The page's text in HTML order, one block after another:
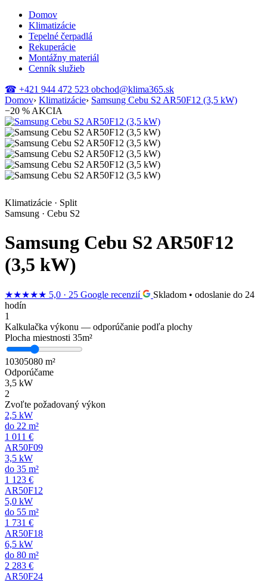
Domov
Klimatizácie
Tepelné čerpadlá
Rekuperácie
Montážny materiál
Cenník služieb
☎ +421 944 472 523 obchod@klima365.sk
Domov› Klimatizácie› Samsung Cebu S2 AR50F12 (3,5 kW)
−20 % AKCIA
Klimatizácie · Split
Samsung · Cebu S2
Samsung Cebu S2 AR50F12
(3,5 kW)
★★★★★ 5,0 · 25 Google recenzií
Skladom • odoslanie do 24
hodín
1
Kalkulačka výkonu — odporúčanie podľa plochy
Plocha miestnosti 35m²
10305080 m²
Odporúčame
3,5 kW
2
Zvoľte požadovaný výkon
2,5 kW
do 22 m²
1 011 €
AR50F09
3,5 kW
do 35 m²
1 123 €
AR50F12
5,0 kW
do 55 m²
1 731 €
AR50F18
6,5 kW
do 80 m²
2 283 €
AR50F24